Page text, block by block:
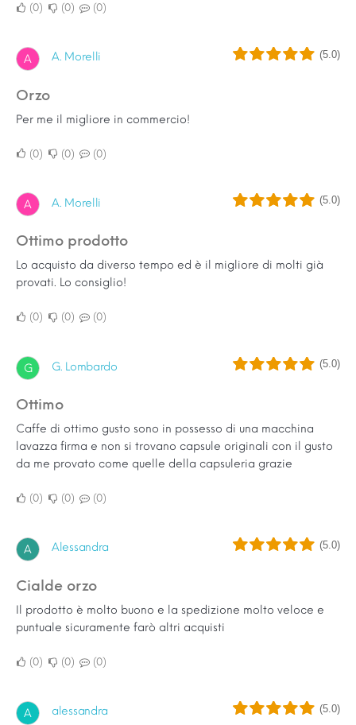
0 0 0
A A. Morelli (5.0)
Orzo
Per me il migliore in commercio!
0 0 0
A A. Morelli (5.0)
Ottimo prodotto
Lo acquisto da diverso tempo ed è il migliore di molti già
provati. Lo consiglio!
0 0 0
G G. Lombardo (5.0)
Ottimo
Caffe di ottimo gusto sono in possesso di una macchina
lavazza firma e non si trovano capsule originali con il gusto
da me provato come quelle della capsuleria grazie
0 0 0
A Alessandra (5.0)
Cialde orzo
Il prodotto è molto buono e la spedizione molto veloce e
puntuale sicuramente farò altri acquisti
0 0 0
A alessandra (5.0)